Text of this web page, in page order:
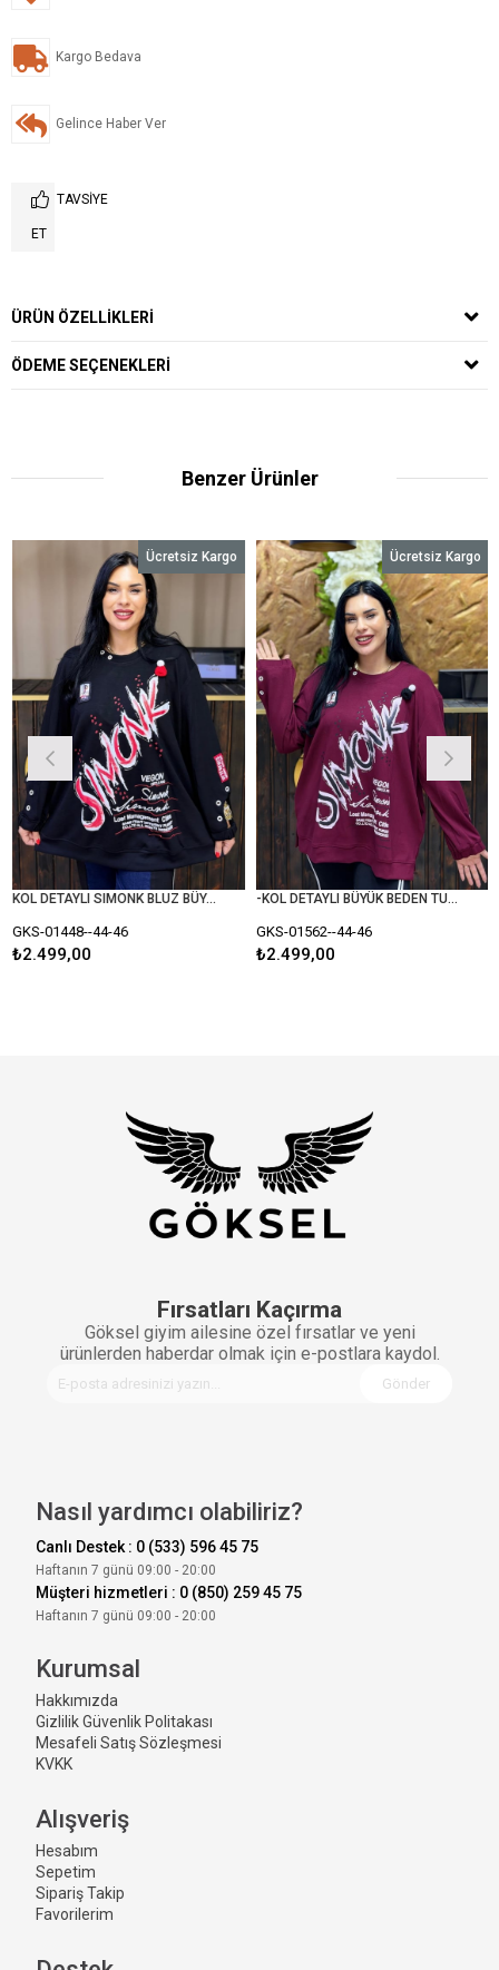
Kargo Bedava
Gelince Haber Ver
TAVSIYE
ET
ÜRÜN ÖZELLIKLERI
ÖDEME SEÇENEKLERI
Benzer Ürünler
KOL DETAYLI SIMONK BLUZ BÜYÜK BEDEN SİYAH
01448--44-46
Ücretsiz Kargo
-KOL DETAYLI BÜYÜK BEDEN TUNİK BLUZ
GKS-01562--44-46
₺2.499,00
Ücretsiz Kargo
Fırsatları Kaçırma
Göksel giyim ailesine özel fırsatlar ve yeni
ürünlerden haberdar olmak için e-postlara kaydol.
Gönder
Nasıl yardımcı olabiliriz?
Canlı Destek : 0 (533) 596 45 75
Haftanın 7 günü 09:00 - 20:00
Müşteri hizmetleri : 0 (850) 259 45 75
Haftanın 7 günü 09:00 - 20:00
Kurumsal
Hakkımızda
Gizlilik Güvenlik Politakası
Mesafeli Satış Sözleşmesi
KVKK
Alışveriş
Hesabım
Sepetim
Sipariş Takip
Favorilerim